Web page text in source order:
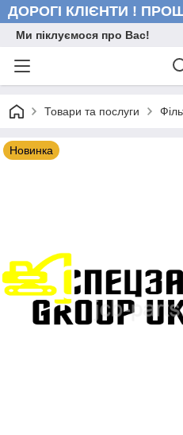
ДОРОГІ КЛІЄНТИ !
Ми піклуємося про Вас!
Товари та послуги
Новинка